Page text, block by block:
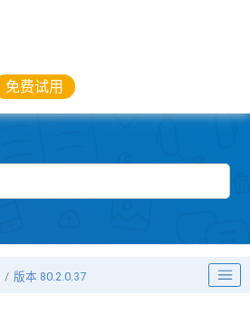
免费试用
版本 80.2.0.37